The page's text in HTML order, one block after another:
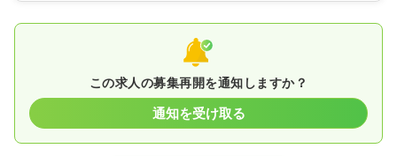
この求人の募集再開を通知しますか？
通知を受け取る